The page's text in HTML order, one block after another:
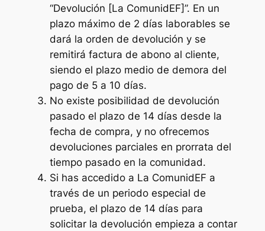
“Devolución [La ComunidEF]”. En un
plazo máximo de 2 días laborables se
dará la orden de devolución y se
remitirá factura de abono al cliente,
siendo el plazo medio de demora del
pago de 5 a 10 días.
No existe posibilidad de devolución
pasado el plazo de 14 días desde la
fecha de compra, y no ofrecemos
devoluciones parciales en prorrata del
tiempo pasado en la comunidad.
Si has accedido a La ComunidEF a
través de un periodo especial de
prueba, el plazo de 14 días para
solicitar la devolución empieza a contar